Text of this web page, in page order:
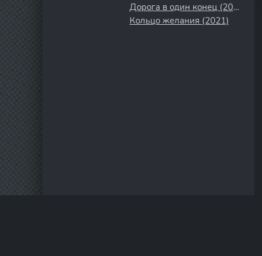
Дорога в один конец (2023)
Кольцо желания (2021)